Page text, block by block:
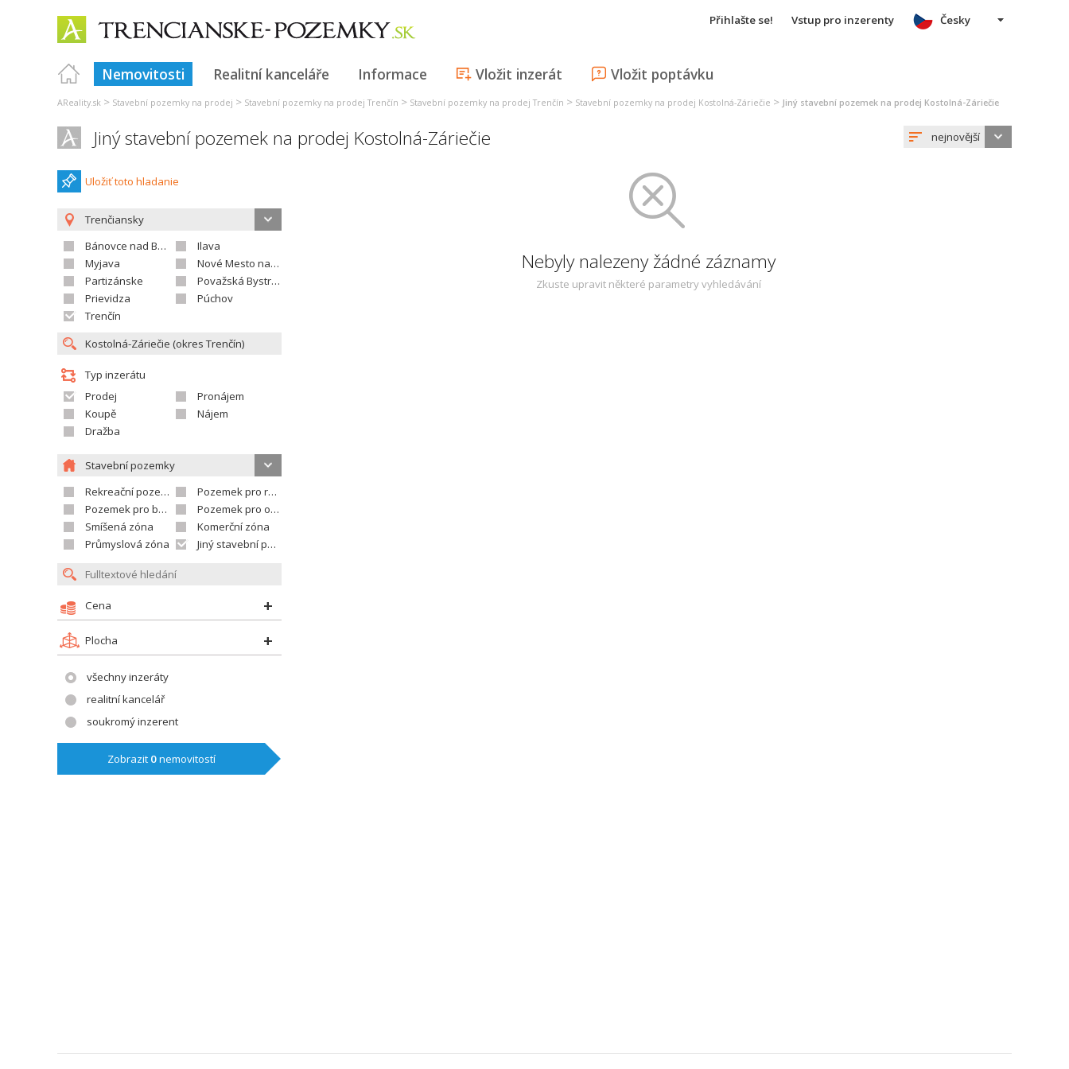
Přihlašte se! Vstup pro inzerenty
Nemovitosti Realitní kanceláře Informace Vložit inzerát Vložit poptávku
Česky
AReality.sk > Stavební pozemky na prodej > Stavební pozemky na prodej Trenčín > Stavební pozemky na prodej Trenčín > Stavební pozemky na prodej Kostolná-Záriečie > Jiný stavební pozemek na prodej Kostolná-Záriečie
Jiný stavební pozemek na prodej Kostolná-Záriečie nejnovější
Uložiť toto hladanie
Trenčiansky
Bánovce nad Bebravou
Ilava
Myjava
Nové Mesto nad Váhom
Partizánske
Považská Bystrica
Prievidza
Púchov
Trenčín
Typ inzerátu
Prodej
Pronájem
Koupě
Nájem
Dražba
Stavební pozemky
Rekreační pozemek
Pozemek pro rodinné domy
Pozemek pro bytovou výstavbu
Pozemek pro občanskou vybavenost
Smíšená zóna
Komerční zóna
Průmyslová zóna
Jiný stavební pozemek
Cena
Plocha
všechny inzeráty
realitní kancelář
soukromý inzerent
Zobrazit 0nemovitostí
Nebyly nalezeny žádné záznamy
Zkuste upravit některé parametry vyhledávání